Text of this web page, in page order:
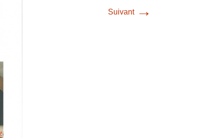
Suivant →